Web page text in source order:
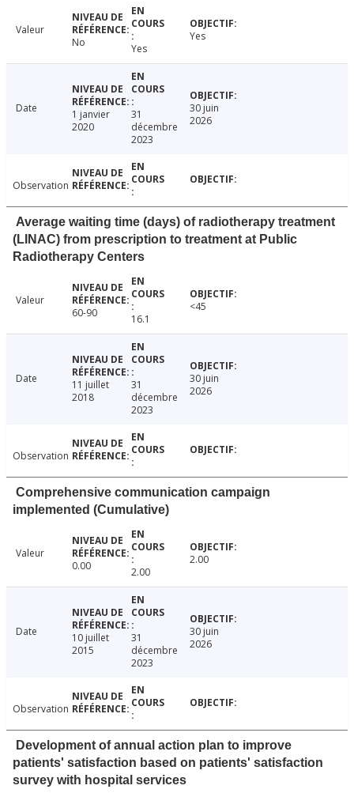
Valeur
No
Yes
Yes
Date
1 janvier
2020
31
décembre
2023
30 juin
2026
Observation
Average waiting time (days) of radiotherapy treatment
(LINAC) from prescription to treatment at Public
Radiotherapy Centers
Valeur
60-90
16.1
<45
Date
11 juillet
2018
31
décembre
2023
30 juin
2026
Observation
Comprehensive communication campaign
implemented (Cumulative)
Valeur
0.00
2.00
2.00
Date
10 juillet
2015
31
décembre
2023
30 juin
2026
Observation
Development of annual action plan to improve
patients' satisfaction based on patients' satisfaction
survey with hospital services